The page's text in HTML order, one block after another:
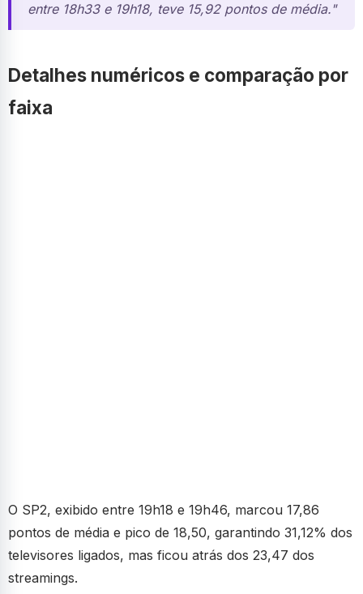
entre 18h33 e 19h18, teve 15,92 pontos de média."
Detalhes numéricos e comparação por
faixa
O SP2, exibido entre 19h18 e 19h46, marcou 17,86
pontos de média e pico de 18,50, garantindo 31,12% dos
televisores ligados, mas ficou atrás dos 23,47 dos
streamings.